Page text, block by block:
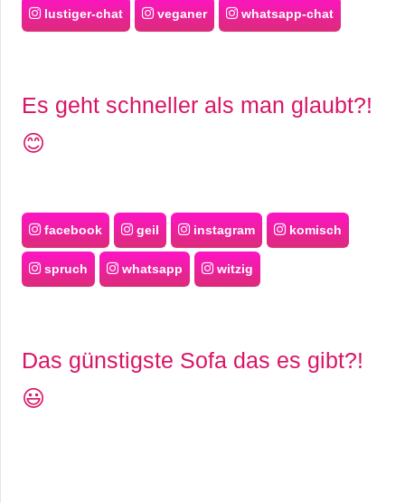
lustiger-chat veganer whatsapp-chat
Es geht schneller als man glaubt?!
😊
facebook geil instagram komisch
spruch whatsapp witzig
Das günstigste Sofa das es gibt?!
😃